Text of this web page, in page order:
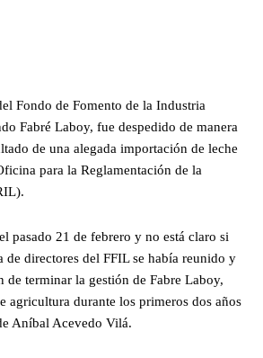
Fondo de Fomento de la Industria
Fabré Laboy, fue despedido de manera
de una alegada importación de leche
para la Reglamentación de la
pasado 21 de febrero y no está claro si
de directores del FFIL se había reunido y
de terminar la gestión de Fabre Laboy,
agricultura durante los primeros dos años
Aníbal Acevedo Vilá.